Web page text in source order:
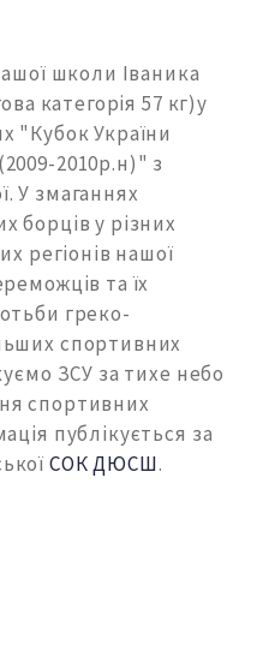
школи Іваника
категорія 57 кг)у
"Кубок України
2010р.н)" з
У змаганнях
борців у різних
регіонів нашої
та їх
греко-
спортивних
ЗСУ за тихе небо
спортивних
публікується за
СОК ДЮСШ.